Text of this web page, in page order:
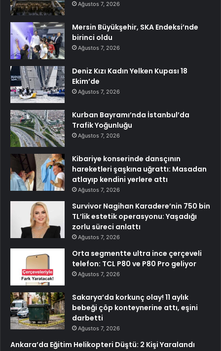
Ağustos 7, 2026
Mersin Büyükşehir, SKA Endeksi’nde
birinci oldu
Ağustos 7, 2026
Deniz Kızı Kadın Yelken Kupası 18
Ekim’de
Ağustos 7, 2026
Kurban Bayramı’nda İstanbul’da
Trafik Yoğunluğu
Ağustos 7, 2026
Kibariye konserinde dansçının
hareketleri şaşkına uğrattı: Masadan
atlayıp kendini yerlere attı
Ağustos 7, 2026
Survivor Nagihan Karadere’nin 750 bin
TL’lik estetik operasyonu: Yaşadığı
zorlu süreci anlattı
Ağustos 7, 2026
Orta segmentte ultra ince çerçeveli
telefon: TCL P80 ve P80 Pro geliyor
Ağustos 7, 2026
Sakarya’da korkunç olay! 11 aylık
bebeği çöp konteynerine attı, eşini
darbetti
Ağustos 7, 2026
Ankara’da Eğitim Helikopteri Düştü: 2 Kişi Yaralandı